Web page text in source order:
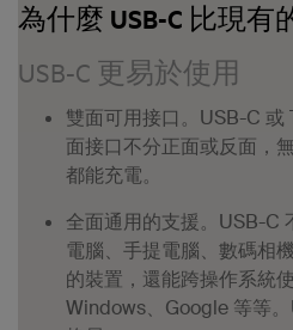
為什麼 USB-C 比現有
USB-C 更易於使用
雙面可用接口。 USB-C 或
面接口不分正面或反面，
都能充電。
全面通用的支援。 USB-C
電腦、手提電腦、數碼相
的裝置，還能跨操作系統
Windows、Google 等等